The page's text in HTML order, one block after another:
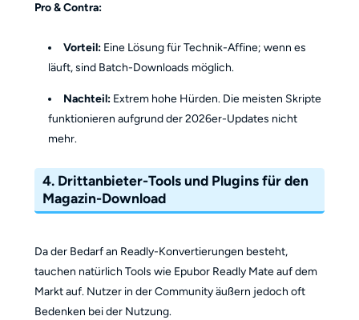
Pro & Contra:
Vorteil: Eine Lösung für Technik-Affine; wenn es
läuft, sind Batch-Downloads möglich.
Nachteil: Extrem hohe Hürden. Die meisten Skripte
funktionieren aufgrund der 2026er-Updates nicht
mehr.
4. Drittanbieter-Tools und Plugins für den
Magazin-Download
Da der Bedarf an Readly-Konvertierungen besteht,
tauchen natürlich Tools wie Epubor Readly Mate auf dem
Markt auf. Nutzer in der Community äußern jedoch oft
Bedenken bei der Nutzung.